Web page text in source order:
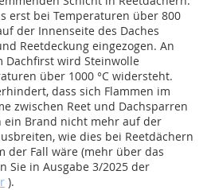
erst bei Temperaturen über 800
der Innenseite des Daches
Reetdeckung eingezogen. An
Dachfirst wird ­Steinwolle
über 1000 °C widersteht.
dass sich Flammen im
zwischen Reet und Dachsparren
ein Brand nicht mehr auf der
wie dies bei Reetdächern
der Fall wäre (mehr über das
Sie in Ausgabe 3/2025 der
).